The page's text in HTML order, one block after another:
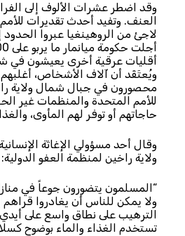
وقد اضطر عشرات الألوف إلى
لاجئ من الروهينغيا عبروا الحدود
أقليات عرقية أخرى يعيشون في
ويُعتَقَد أن آلاف الأشخاص، أغلبهم
محصورون في جبال شمال ولاية
للأمم المتحدة والمنظمات غير
حاجاتهم أو توفر لهم المأوى،
وقال أحد مسؤولي الإغاثة
ولاية راخين لمنظمة العفو الدولية:
“المسلمون يتضورون جوعاً في
ولا يمكن للناس أن يغادروا قراهم
الترهيب على نطاق واسع على
تستخدم الغذاء والماء بوضوح